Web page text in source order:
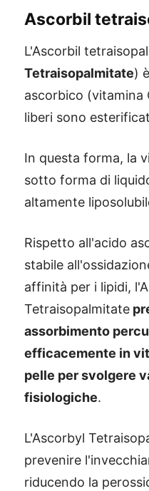
Ascorbil
L'Ascorbil
Tetraisopalmitate)
ascorbico (vitamina
liberi sono
In questa forma, la
sotto forma di
altamente
Rispetto all'acido
stabile
affinità per i lipidi,
Tetraisopalmitate
assorbimento
efficacemente in
pelle per svolgere
fisiologiche.
L'Ascorbyl
prevenire
riducendo la